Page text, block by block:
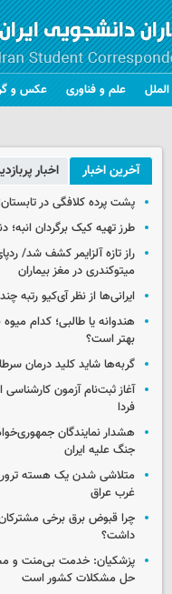
علم و فناوری عکس و
آخرین اخبار اخبار
پشت پرده کلافگی در
طرز تهیه کیک برگردان انبه؛
راز تازه آلزایمر کشف شد/
میتوکندری در مغز بیماران
ایرانی‌ها از نظر آی‌کیو رتبه
هندوانه یا طالبی؛ کدام‌
بهتر است؟
گربه‌ها شاید کلید درمان
آغاز ثبت‌نام‌ آزمون
فردا
هشدار نمایندگان
جنگ علیه ایران
متلاشی شدن یک هسته
غرب عراق
چرا قبوض برق برخی
داشت؟
پزشکیان: خدمت بی‌منت و
حل مشکلات کشور است